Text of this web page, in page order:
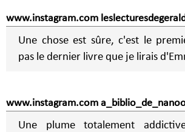
www.instagram.com
Une chose est sûre, c'est le
pas le dernier livre que je lirais
www.instagram.com
Une plume totalement